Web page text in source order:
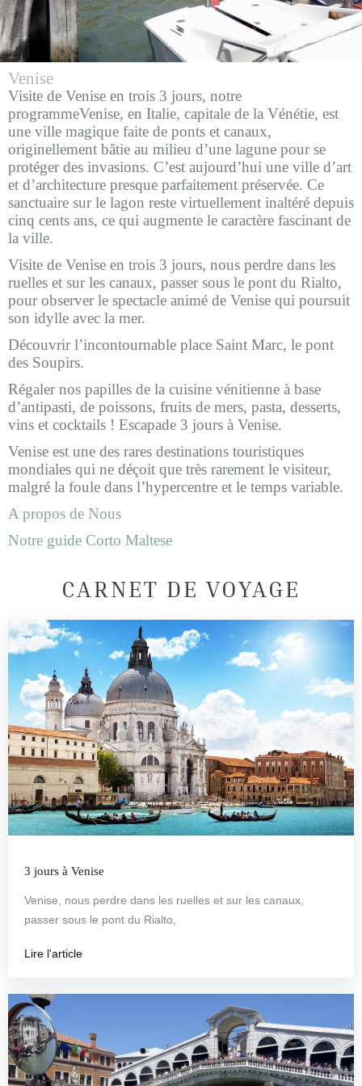
Venise
Visite de Venise en trois 3 jours, notre
programmeVenise, en Italie, capitale de la Vénétie, est
une ville magique faite de ponts et canaux,
originellement bâtie au milieu d’une lagune pour se
protéger des invasions. C’est aujourd’hui une ville d’art
et d’architecture presque parfaitement préservée. Ce
sanctuaire sur le lagon reste virtuellement inaltéré depuis
cinq cents ans, ce qui augmente le caractère fascinant de
la ville.
Visite de Venise en trois 3 jours, nous perdre dans les
ruelles et sur les canaux, passer sous le pont du Rialto,
pour observer le spectacle animé de Venise qui poursuit
son idylle avec la mer.
Découvrir l’incontournable place Saint Marc, le pont
des Soupirs.
Régaler nos papilles de la cuisine vénitienne à base
d’antipasti, de poissons, fruits de mers, pasta, desserts,
vins et cocktails ! Escapade 3 jours à Venise.
Venise est une des rares destinations touristiques
mondiales qui ne déçoit que très rarement le visiteur,
malgré la foule dans l’hypercentre et le temps variable.
A propos de Nous
Notre guide Corto Maltese
CARNET DE VOYAGE
3 jours à Venise
Venise, nous perdre dans les ruelles et sur les canaux,
passer sous le pont du Rialto,
Lire l'article